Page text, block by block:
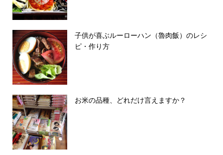
子供が喜ぶルーローハン（魯肉飯）のレシ
ピ・作り方
お米の品種、どれだけ言えますか？